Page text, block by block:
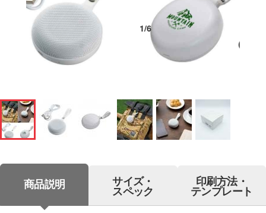
1/6
商品説明 サイズ・
スペック
印刷方法・
テンプレート